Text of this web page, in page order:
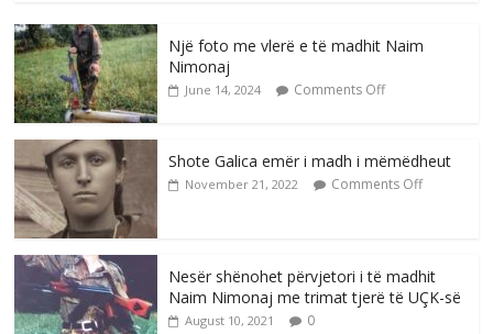
Një foto me vlerë e të madhit Naim
Nimonaj
June 14, 2024 Comments Off
Shote Galica emër i madh i mëmëdheut
November 21, 2022 Comments Off
Nesër shënohet përvjetori i të madhit
Naim Nimonaj me trimat tjerë të UÇK-së
August 10, 2021 0